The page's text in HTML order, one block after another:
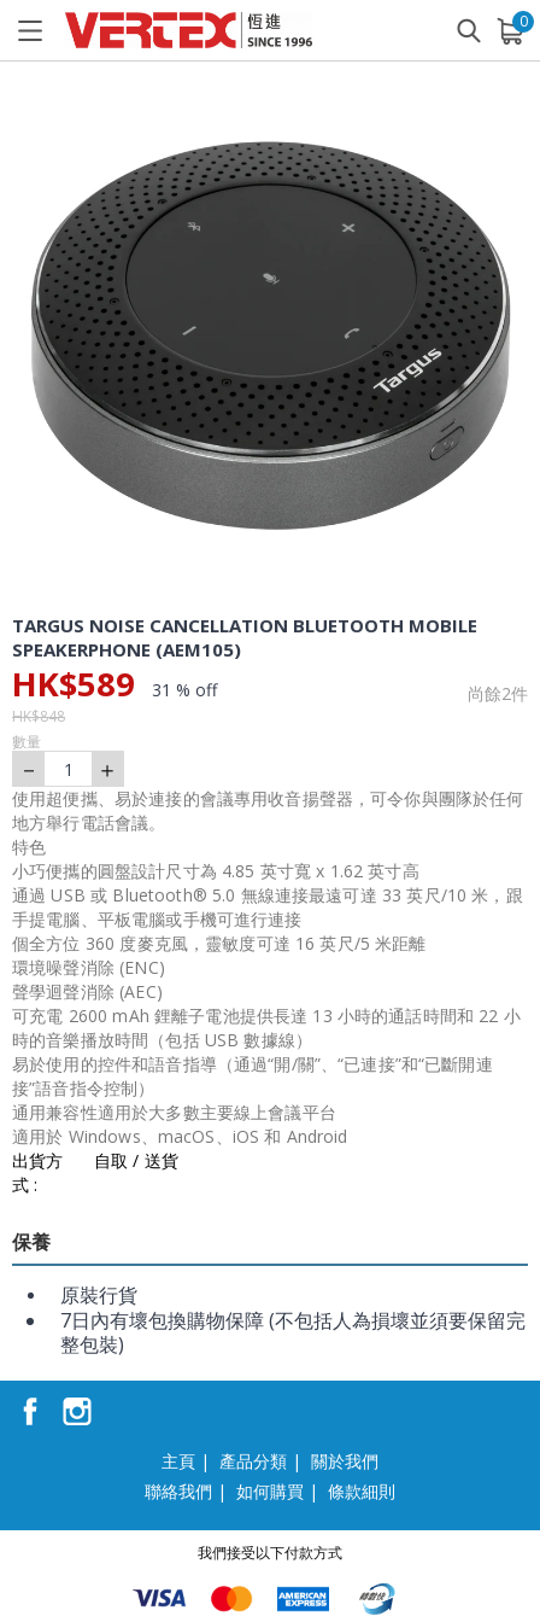
0
已加入購物車 查看
TARGUS NOISE CANCELLATION BLUETOOTH MOBILE
SPEAKERPHONE (AEM105)
HK$589 31 % off 尚餘2件
HK$848
數量
－ 1 ＋
使用超便攜、易於連接的會議專用收音揚聲器，可令你與團隊於任何
地方舉行電話會議。
特色
小巧便攜的圓盤設計尺寸為 4.85 英寸寬 x 1.62 英寸高
通過 USB 或 Bluetooth® 5.0 無線連接最遠可達 33 英尺/10 米，跟
手提電腦、平板電腦或手機可進行連接
個全方位 360 度麥克風，靈敏度可達 16 英尺/5 米距離
環境噪聲消除 (ENC)
聲學迴聲消除 (AEC)
可充電 2600 mAh 鋰離子電池提供長達 13 小時的通話時間和 22 小
時的音樂播放時間（包括 USB 數據線）
易於使用的控件和語音指導（通過“開/關”、“已連接”和“已斷開連
接”語音指令控制）
通用兼容性適用於大多數主要線上會議平台
適用於 Windows、macOS、iOS 和 Android
出貨方
式 :
自取 / 送貨
保養
原裝行貨
7日內有壞包換購物保障 (不包括人為損壞並須要保留完
整包裝)
主頁 | 產品分類 | 關於我們
聯絡我們 | 如何購買 | 條款細則
我們接受以下付款方式